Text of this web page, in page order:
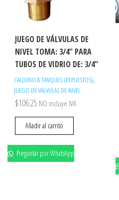
JUEGO DE VÁLVULAS DE
NIVEL TOMA: 3/4″ PARA
TUBOS DE VIDRIO DE: 3/4″
CALDERAS & TANQUES (REPUESTOS),
JUEGO DE VÁLVULAS DE NIVEL
$106.25 NO incluye IVA
Añadir al carrito
Preguntar por WhatsApp